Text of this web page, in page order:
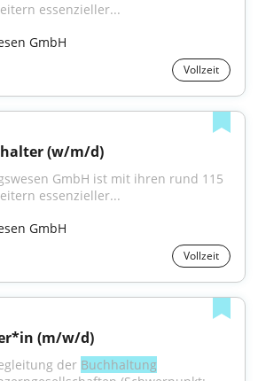
essenzieller...
GmbH
Vollzeit
(w/m/d)
GmbH ist mit ihren rund 115
essenzieller...
GmbH
Vollzeit
(m/w/d)
der Buchhaltung